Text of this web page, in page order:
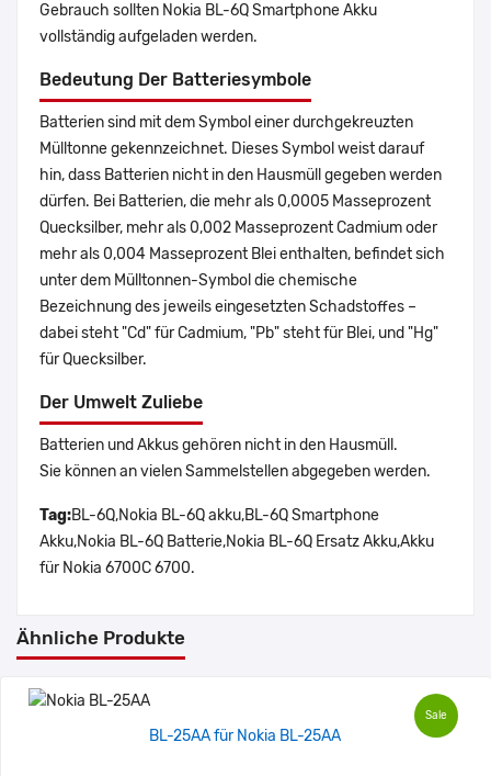
Gebrauch sollten Nokia BL-6Q Smartphone Akku
vollständig aufgeladen werden.
Bedeutung Der Batteriesymbole
Batterien sind mit dem Symbol einer durchgekreuzten
Mülltonne gekennzeichnet. Dieses Symbol weist darauf
hin, dass Batterien nicht in den Hausmüll gegeben werden
dürfen. Bei Batterien, die mehr als 0,0005 Masseprozent
Quecksilber, mehr als 0,002 Masseprozent Cadmium oder
mehr als 0,004 Masseprozent Blei enthalten, befindet sich
unter dem Mülltonnen-Symbol die chemische
Bezeichnung des jeweils eingesetzten Schadstoffes –
dabei steht "Cd" für Cadmium, "Pb" steht für Blei, und "Hg"
für Quecksilber.
Der Umwelt Zuliebe
Batterien und Akkus gehören nicht in den Hausmüll.
Sie können an vielen Sammelstellen abgegeben werden.
Tag:BL-6Q,Nokia BL-6Q akku,BL-6Q Smartphone
Akku,Nokia BL-6Q Batterie,Nokia BL-6Q Ersatz Akku,Akku
für Nokia 6700C 6700.
Ähnliche Produkte
Sale
BL-25AA für Nokia BL-25AA